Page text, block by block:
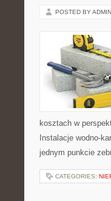
POSTED BY ADMIN
kosztach w
Instalacje wodno-
jednym punkcie
CATEGORIES: